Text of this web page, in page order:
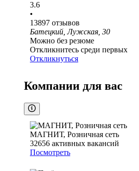
3.6
•
13897 отзывов
Батецкий, Лужская, 30
Можно без резюме
Откликнитесь среди первых
Откликнуться
Компании для вас
МАГНИТ, Розничная сеть
32656 активных вакансий
Посмотреть